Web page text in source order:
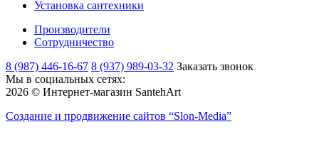
Установка сантехники
Производители
Сотрудничество
8 (987) 446-16-67 8 (937) 989-03-32 Заказать звонок
Мы в социальных сетях:
2026 © Интернет-магазин SantehArt
Создание и продвижение сайтов “Slon-Media”